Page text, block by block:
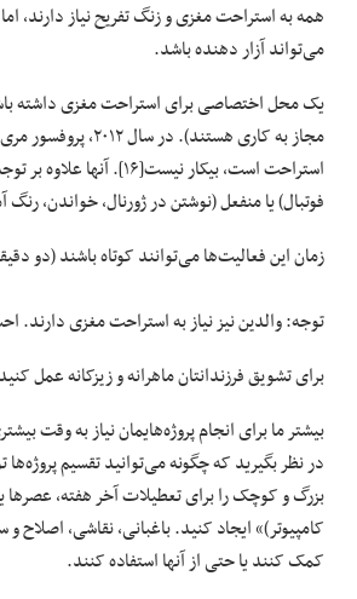
همه به استراحت مغزی و زنگ تفریح نیاز
می‌تواند آزار دهنده باشد.
یک محل اختصاصی برای استراحت مغزی داشته
مجاز به کاری هستند). در سال ۲۰۱۲، پروفسور مری هلن ایمموردینو یانگ[۱۴] و همکارانش از
استراحت است، بیکار نیست[۱۶]. آنها علاوه بر توجه خارجی [۱۷]،
فوتبال) یا منفعل (نوشتن در ژورنال، خواندن، رنگ
زمان این فعالیت‌ها می‌توانند کوتاه باشند (دو دقیقه) یا
توجه: والدین نیز نیاز به استراحت مغزی دارند.
برای تشویق فرزندانتان ماهرانه و زیزکانه عمل کنید
بیشتر ما برای انجام پروژه‌هایمان نیاز به وقت
در نظر بگیرید که چگونه می‌توانید تقسیم
بزرگ و کوچک را برای تعطیلات آخر هفته، عصرها
کامپیوتر)» ایجاد کنید. باغبانی، نقاشی، اصلاح
کمک کنند یا حتی از آنها استفاده کنند.